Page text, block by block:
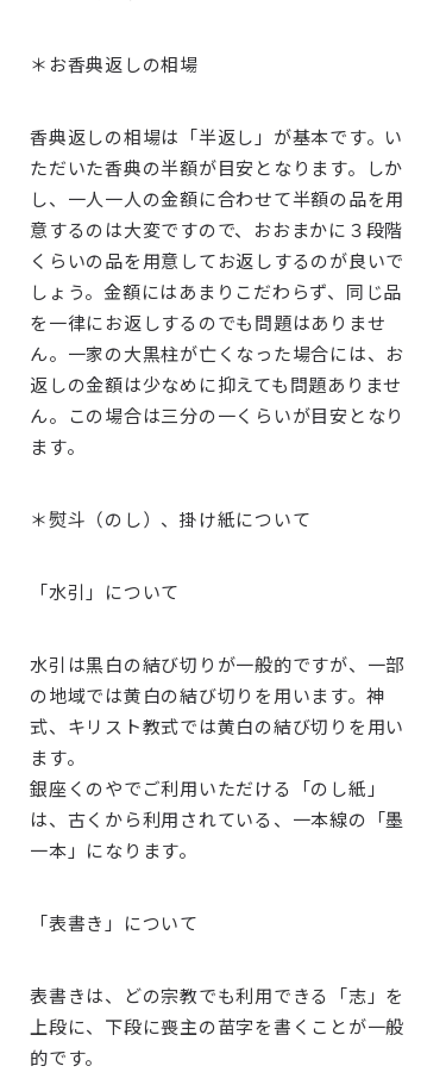
＊お香典返しの相場
香典返しの相場は「半返し」が基本です。い
ただいた香典の半額が目安となります。しか
し、一人一人の金額に合わせて半額の品を用
意するのは大変ですので、おおまかに３段階
くらいの品を用意してお返しするのが良いで
しょう。金額にはあまりこだわらず、同じ品
を一律にお返しするのでも問題はありませ
ん。一家の大黒柱が亡くなった場合には、お
返しの金額は少なめに抑えても問題ありませ
ん。この場合は三分の一くらいが目安となり
ます。
＊熨斗（のし）、掛け紙について
「水引」について
水引は黒白の結び切りが一般的ですが、一部
の地域では黄白の結び切りを用います。神
式、キリスト教式では黄白の結び切りを用い
ます。
銀座くのやでご利用いただける「のし紙」
は、古くから利用されている、一本線の「墨
一本」になります。
「表書き」について
表書きは、どの宗教でも利用できる「志」を
上段に、下段に喪主の苗字を書くことが一般
的です。